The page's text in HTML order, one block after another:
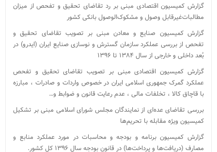
گزارش کمیسیون اقتصادی مبنی بر رد تقاضای تحقیق و تفحص از میزان
مطالبات‌غیرقابل وصول و مشکوک‌الوصول بانکی کشور
گزارش کمیسیون صنایع و معادن مبنی بر تصویب تقاضای تحقیق و
تفحص از بررسی عملکرد سازمان گسترش و نوسازی صنایع ایران (ایدرو) در
بُعد داخلی و خارجی از سال ۱۳۸۴ تا ۱۳۹۶
گزارش کمیسیون اقتصادی مبنی بر تصویب تقاضای تحقیق و تفحص
عملکرد گمرک جمهوری اسلامی ایران در خصوص واردات و صادرات ، مبارزه
با قاچاق کالا ، تخلفات مالی ، عدم رعایت قانون و ضوابط و…
بررسی تقاضای عده‌ای از نمایندگان مجلس شورای اسلامی مبنی بر تشکیل
کمیسیون ویژه مقابله با تحریم‌ها
گزارش کمیسیون برنامه و بودجه و محاسبات در مورد عملکرد منابع و
مصارف (دریافت‌ها و پرداخت‌ها) در قانون بودجه سال ۱۳۹۶ کل کشور.